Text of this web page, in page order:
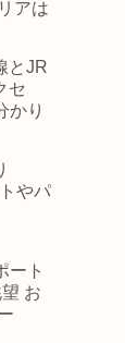
アは
とJR
セ
かり
やパ
ート
お